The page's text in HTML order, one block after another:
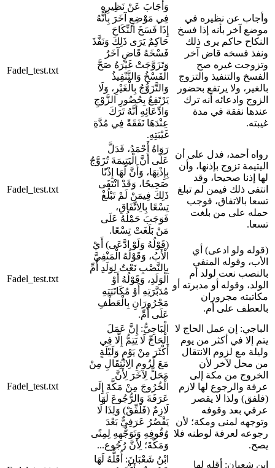
Fadel_test.txt
وَأَجَابَ عَنْ نَظِيرِهِ
فِي مَوْضِعٍ آخَرَ بِأَنَّهُ
إِذَا فَسَخَ النِّكَاحَ
حَاكِمٌ يَرَى ذَلِكَ وَنَفَّذَ
فَسْخَهُ قَاضٍ آخَرُ
وَتَزَوَّجَتْ غَيْرَهُ صَحَّ
الْفَسْخُ وَالتَّنْفِيذُ
وَالتَّزَوُّجُ بِالْغَيْرِ، وَلَا
يَرْتَفِعُ بِحُضُورِ الزَّوْجِ
وَادِّعَائِهِ أَنَّهُ تَرَكَ
عِنْدَهَا نَفَقَةً فِي مُدَّةِ
غَيْبَتِهِ.
وأجاب عن نظيره في
موضع آخر بأنه إذا فسخ
النكاح حاكم يرى ذلك
ونفذ فسخه قاض آخر
وتزوجت غيره صح
الفسخ والتنفيذ والتزوج
بالغير، ولا يرتفع بحضور
الزوج وادعائه أنه ترك
عندها نفقة في مدة
غيبته.
Fadel_test.txt
رَوَاهُ أَحْمَدُ، فَدَلَّ
عَلَى أَنَّ الْيَتِيمَةَ تُزَوَّجُ
بِإِذْنِهَا، وَأَنَّ لَهَا إِذْنًا
صَحِيحًا، وَقَدْ انْتَفَى
ذَلِكَ فِيمَنْ لَمْ تَبْلُغْ
تِسْعًا بِالِاتِّفَاقِ،
فَوَجَبَ حَمْلُهُ عَلَى
مَنْ بَلَغَتْ تِسْعًا.
رواه أحمد، فدل على أن
اليتيمة تزوج بإذنها، وأن
لها إذنا صحيحا، وقد
انتفى ذلك فيمن لم تبلغ
تسعا بالاتفاق، فوجب
حمله على من بلغت
تسعا.
Fadel_test.txt
(قَوْلُهُ وَلَوْ ادَّعَى) أَيْ
الْأَبُ، وَقَوْلُهُ الْمَنْفِيَّ
بِالنَّصْبِ نَعْتٌ لِوَلَدِ أُمِّ
الْوَلَدِ، وَقَوْلُهُ أَوْ
مُدَبَّرَتِهِ أَوْ مُكَاتَبَتِهِ
مَجْرُورَانِ بِالْعَطْفِ
عَلَى أُمِّ.
(قوله ولو ادعى) أي
الأب، وقوله المنفي
بالنصب نعت لولد أم
الولد، وقوله أو مدبرته أو
مكاتبته مجروران
بالعطف على أم.
Fadel_test.txt
الْبَاجِيُّ: إِنَّ عَمَلَ
الْحَاجِّ لَا يَتِمُّ إِلَّا فِي
أَكْثَرَ مِنْ يَوْمٍ وَلَيْلَةٍ
مَعَ لُزُومِ الِانْتِقَالِ مِنْ
مَحَلٍّ لِآخَرَ لِأَنَّ
الْخُرُوجَ مِنْ مَكَّةَ إِلَى
عَرَفَةَ وَالرُّجُوعَ لَهَا
لَازِمٌ (فَلَفِّقْ) وَلِذَا لَا
يَقْصُرُ عَرَفِيٌّ بَعْدَ
وُقُوفِهِ وَتَوَجُّهِهِ لِمِنًى
وَمَكَّةَ؛ لِأَنَّ رُجُوع...
الباجي: إن عمل الحاج لا
يتم إلا في أكثر من يوم
وليلة مع لزوم الانتقال
من محل لآخر لأن
الخروج من مكة إلى
عرفة والرجوع لها لازم
(فلفق) ولذا لا يقصر
عرفي بعد وقوفه
وتوجهه لمنى ومكة؛ لأن
رجوعه لعرفة لوطنه فلا
يصح.
ابْنُ شَعْبَانَ: أَقَلُّهُ لَهَا
ابن شعبان: أقله لها